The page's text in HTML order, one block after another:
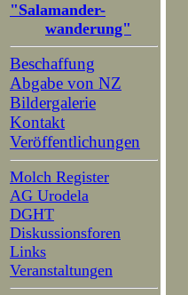
"Salamander-
wanderung"
Beschaffung
Abgabe von NZ
Bildergalerie
Kontakt
Veröffentlichungen
Molch Register
AG Urodela
DGHT
Diskussionsforen
Links
Veranstaltungen